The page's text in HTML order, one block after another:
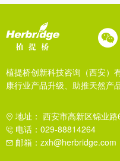
植提桥创新科技咨询（西安）
康行业产品升级、助推天然产
地址： 西安市高新区锦业
电话：029-88814264
邮箱：zxh@herbridge.com